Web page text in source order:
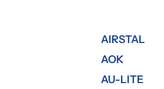
AIRSTAL
AOK
AU-LITE